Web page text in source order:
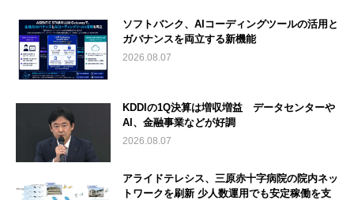
ソフトバンク、AIコーディングツールの活用と
ガバナンスを両立する新機能
2026.08.07
KDDIの1Q決算は増収増益 データセンターや
AI、金融事業などが好調
2026.08.07
アライドテレシス、三原赤十字病院の院内ネッ
トワークを刷新 少人数運用でも安定稼働を支